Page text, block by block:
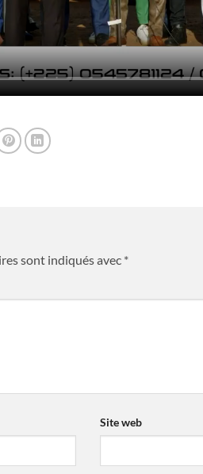
sont indiqués avec *
Site web